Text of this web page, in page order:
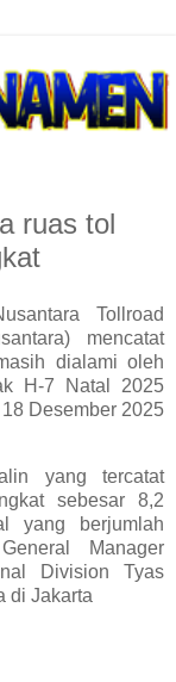
ruas tol
Tollroad
mencatat
dialami oleh
H-7 Natal 2025
Desember 2025
yang tercatat
sebesar 8,2
yang berjumlah
Manager
Division Tyas
di Jakarta